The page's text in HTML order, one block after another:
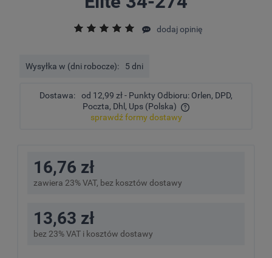
dodaj opinię
Wysyłka w (dni robocze): 5 dni
Dostawa: od 12,99 zł- Punkty Odbioru: Orlen, DPD,
Poczta, Dhl, Ups (Polska)
Cena nie zawiera ewentualnych kosztów płatności
sprawdź formy dostawy
16,76 zł
zawiera 23% VAT, bez kosztów dostawy
13,63 zł
bez 23% VAT i kosztów dostawy